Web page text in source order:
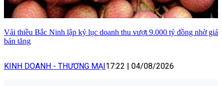
Vải thiều Bắc Ninh lập kỷ lục doanh thu vượt 9.000 tỷ đồng nhờ giá
bán tăng
KINH DOANH - THƯƠNG MẠI 17:22 04/08/2026